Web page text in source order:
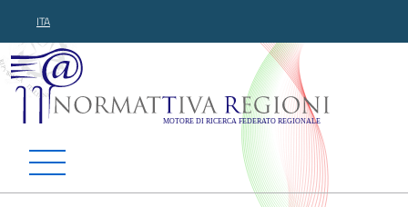
ITA
Normattiva Regioni -